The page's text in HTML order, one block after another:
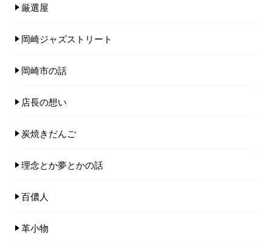
厳選屋
岡崎ジャズストリート
岡崎市の話
店長の想い
炭焼きだんご
理念とか夢とかの話
百儂人
革小物